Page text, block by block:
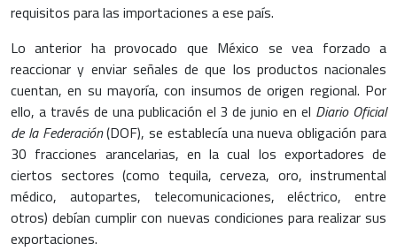
requisitos para las importaciones a ese país.
Lo anterior ha provocado que México se vea forzado a
reaccionar y enviar señales de que los productos nacionales
cuentan, en su mayoría, con insumos de origen regional. Por
ello, a través de una publicación el 3 de junio en el Diario Oficial
de la Federación(DOF), se establecía una nueva obligación para
30 fracciones arancelarias, en la cual los exportadores de
ciertos sectores (como tequila, cerveza, oro, instrumental
médico, autopartes, telecomunicaciones, eléctrico, entre
otros) debían cumplir con nuevas condiciones para realizar sus
exportaciones.